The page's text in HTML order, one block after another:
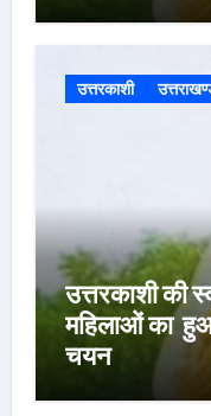
उत्तरकाशी
उत्तरकाशी की स्वतंत्री
महिलाओं का
चयन